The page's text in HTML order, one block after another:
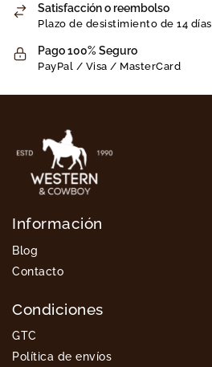
Satisfacción o reembolso
Plazo de desistimiento de 14 días
Pago 100% Seguro
PayPal / Visa / MasterCard
Información
Blog
Contacto
Condiciones
GTC
Política de envíos